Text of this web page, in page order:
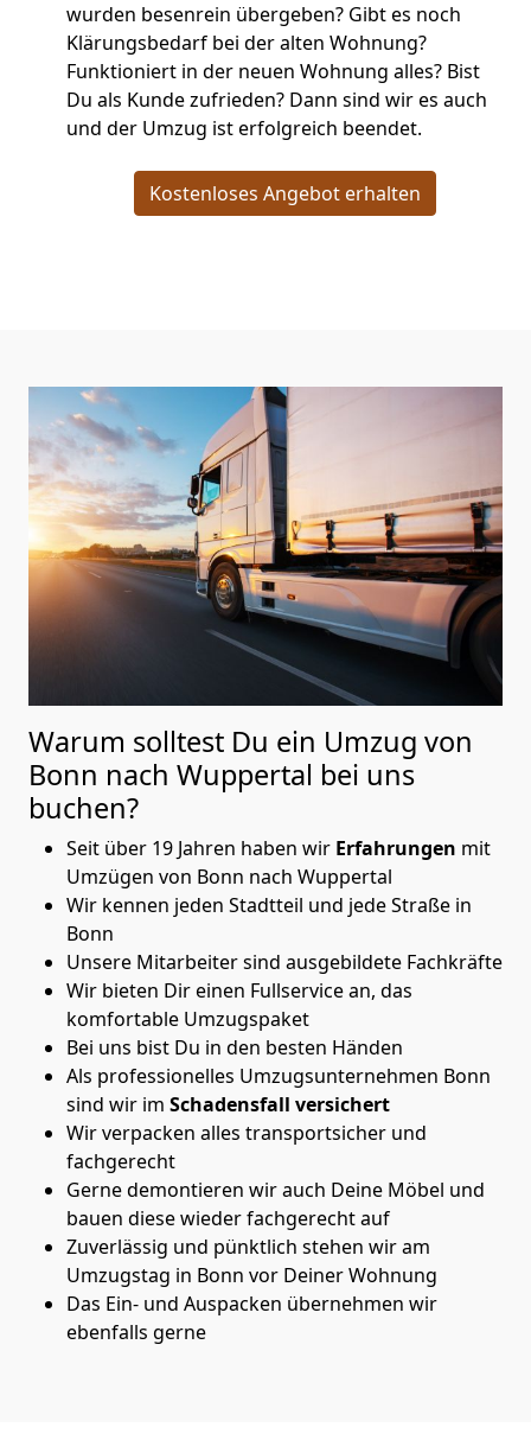
wurden besenrein übergeben? Gibt es noch
Klärungsbedarf bei der alten Wohnung?
Funktioniert in der neuen Wohnung alles? Bist
Du als Kunde zufrieden? Dann sind wir es auch
und der Umzug ist erfolgreich beendet.
Kostenloses Angebot erhalten
Warum solltest Du ein Umzug von
Bonn nach Wuppertal bei uns
buchen?
Seit über 19 Jahren haben wir Erfahrungen mit
Umzügen von Bonn nach Wuppertal
Wir kennen jeden Stadtteil und jede Straße in
Bonn
Unsere Mitarbeiter sind ausgebildete Fachkräfte
Wir bieten Dir einen Fullservice an, das
komfortable Umzugspaket
Bei uns bist Du in den besten Händen
Als professionelles Umzugsunternehmen Bonn
sind wir im Schadensfall versichert
Wir verpacken alles transportsicher und
fachgerecht
Gerne demontieren wir auch Deine Möbel und
bauen diese wieder fachgerecht auf
Zuverlässig und pünktlich stehen wir am
Umzugstag in Bonn vor Deiner Wohnung
Das Ein- und Auspacken übernehmen wir
ebenfalls gerne